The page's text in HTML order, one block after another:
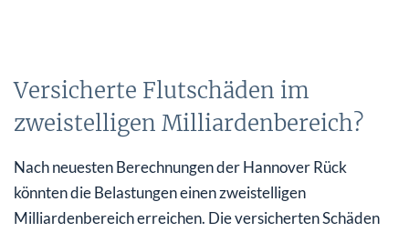
Versicherte Flutschäden im
zweistelligen Milliardenbereich?
Nach neuesten Berechnungen der Hannover Rück
könnten die Belastungen einen zweistelligen
Milliardenbereich erreichen. Die versicherten Schäden